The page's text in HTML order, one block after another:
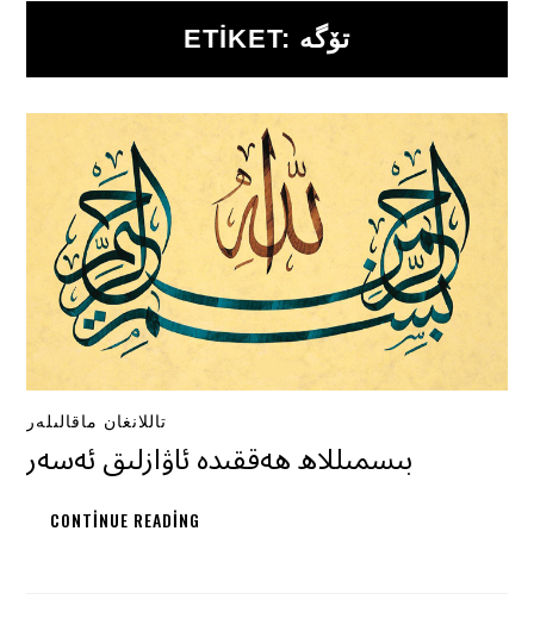
ETIKET: تۆگە
تاللانغان ماقالىلەر
بىسمىللاھ ھەققىدە ئاۋازلىق ئەسەر
CONTINUE READING